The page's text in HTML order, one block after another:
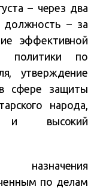
– через два
должность – за
эффективной
политики по
утверждение
в сфере защиты
народа,
и высокий
по делам